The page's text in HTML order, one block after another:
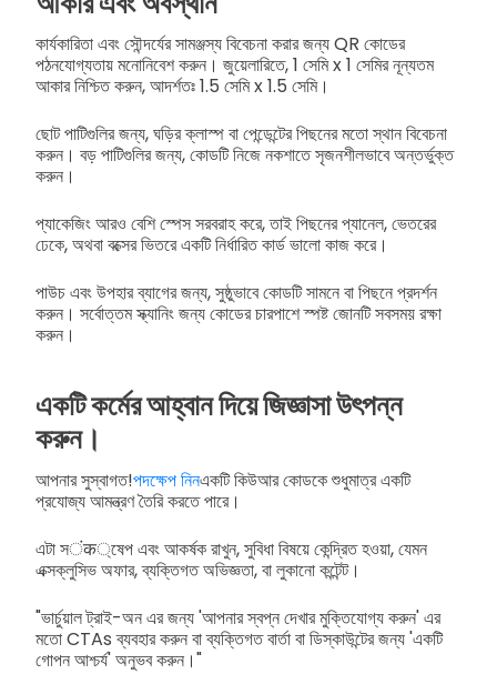
কার্যকারিতা এবং সৌন্দর্যের সামঞ্জস্য বিবেচনা করার জন্য QR কোডের
পঠনযোগ্যতায় মনোনিবেশ করুন। জুয়েলারিতে, 1 সেমি x 1 সেমির নূন্যতম
আকার নিশ্চিত করুন, আদর্শতঃ 1.5 সেমি x 1.5 সেমি।
ছোট পাটিগুলির জন্য, ঘড়ির ক্লাস্প বা পেন্ডেন্টের পিছনের মতো স্থান বিবেচনা
করুন। বড় পাটিগুলির জন্য, কোডটি নিজে নকশাতে সৃজনশীলভাবে অন্তর্ভুক্ত
করুন।
প্যাকেজিং আরও বেশি স্পেস সরবরাহ করে, তাই পিছনের প্যানেল, ভেতরের
ঢেকে, অথবা বক্সের ভিতরে একটি নির্ধারিত কার্ড ভালো কাজ করে।
পাউচ এবং উপহার ব্যাগের জন্য, সুষ্ঠুভাবে কোডটি সামনে বা পিছনে প্রদর্শন
করুন। সর্বোত্তম স্ক্যানিং জন্য কোডের চারপাশে স্পষ্ট জোনটি সবসময় রক্ষা
করুন।
একটি কর্মের আহ্বান দিয়ে জিজ্ঞাসা উৎপন্ন
করুন।
আপনার সুস্বাগত!পদক্ষেপ নিনএকটি কিউআর কোডকে শুধুমাত্র একটি
প্রযোজ্য আমন্ত্রণ তৈরি করতে পারে।
এটা সंक্ষেপ এবং আকর্ষক রাখুন, সুবিধা বিষয়ে কেন্দ্রিত হওয়া, যেমন
এক্সক্লুসিভ অফার, ব্যক্তিগত অভিজ্ঞতা, বা লুকানো কন্টেন্ট।
"ভার্চুয়াল ট্রাই-অন এর জন্য 'আপনার স্বপ্ন দেখার মুক্তিযোগ্য করুন' এর
মতো CTAs ব্যবহার করুন বা ব্যক্তিগত বার্তা বা ডিস্কাউন্টের জন্য 'একটি
গোপন আশ্চর্য' অনুভব করুন।"